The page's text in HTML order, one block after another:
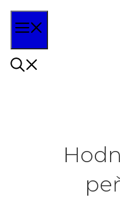
Preskočiť
na